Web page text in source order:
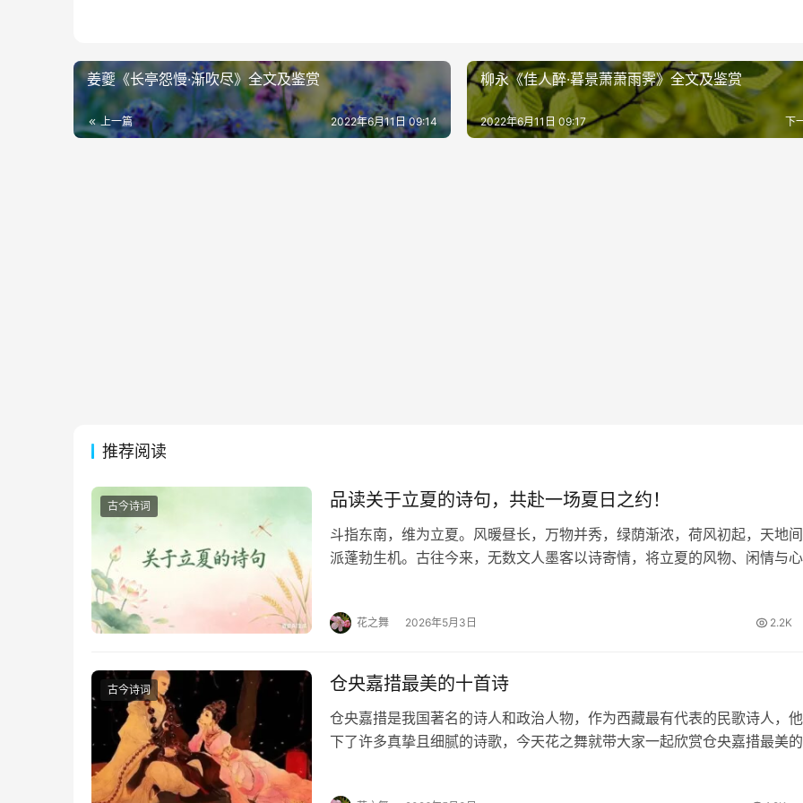
姜夔《长亭怨慢·渐吹尽》全文及鉴赏
上一篇 2022年6月11日 09:14
柳永《佳人醉·暮景萧萧雨霁》全文及鉴赏
下
2022年6月11日 09:17
推荐阅读
古今诗词 品读关于立夏的诗句，共赴一场夏日之约！
斗指东南，维为立夏。风暖昼长，万物并秀，绿荫渐浓，荷风初起，天地
派蓬勃生机。古往今来，无数文人墨客以诗寄情，将立夏的风物、闲情与
花之舞 2026年5月3日 2.2K
古今诗词 仓央嘉措最美的十首诗
仓央嘉措是我国著名的诗人和政治人物，作为西藏最有代表的民歌诗人，
下了许多真挚且细腻的诗歌，今天花之舞就带大家一起欣赏仓央嘉措最美